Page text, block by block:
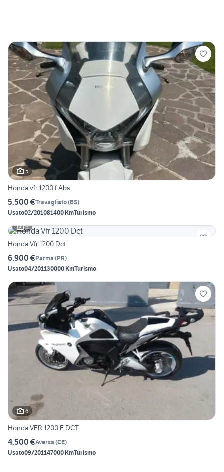
5
Honda vfr 1200 f Abs
5.500 €Travagliato(BS)
Usato02/201081400 KmTurismo
6
Honda Vfr 1200 Dct
6.900 €Parma (PR)
Usato04/201130000 KmTurismo
6
Honda VFR 1200 F DCT
4.500 €Aversa (CE)
Usato09/201147000 KmTurismo